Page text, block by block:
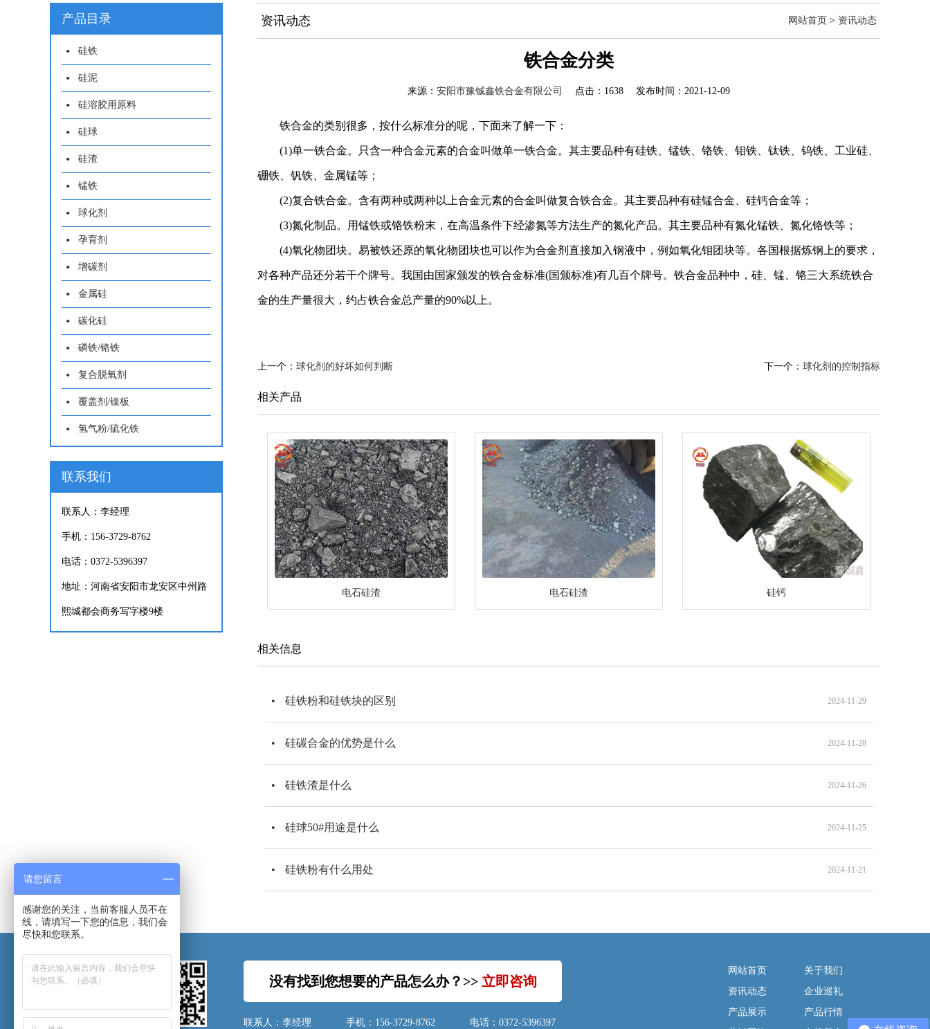
产品目录
硅铁
硅泥
硅溶胶用原料
硅球
硅渣
锰铁
球化剂
孕育剂
增碳剂
金属硅
碳化硅
磷铁/铬铁
复合脱氧剂
覆盖剂/镍板
氢气粉/硫化铁
联系我们
联系人：李经理
手机：156-3729-8762
电话：0372-5396397
地址：河南省安阳市龙安区中州路
熙城都会商务写字楼9楼
资讯动态 网站首页 > 资讯动态
铁合金分类
来源： 安阳市豫铖鑫铁合金有限公司 点击：1638 发布时间：2021-12-09
铁合金的类别很多，按什么标准分的呢，下面来了解一下：
(1)单一铁合金。只含一种合金元素的合金叫做单一铁合金。其主要品种有硅铁、锰铁、铬铁、钼铁、钛铁、钨铁、工业硅、
硼铁、钒铁、金属锰等；
(2)复合铁合金。含有两种或两种以上合金元素的合金叫做复合铁合金。其主要品种有硅锰合金、硅钙合金等；
(3)氮化制品。用锰铁或铬铁粉末，在高温条件下经渗氮等方法生产的氮化产品。其主要品种有氮化锰铁、氮化铬铁等；
(4)氧化物团块。易被铁还原的氧化物团块也可以作为合金剂直接加入钢液中，例如氧化钼团块等。各国根据炼钢上的要求，
对各种产品还分若干个牌号。我国由国家颁发的铁合金标准(国颁标准)有几百个牌号。铁合金品种中，硅、锰、铬三大系统铁合
金的生产量很大，约占铁合金总产量的90%以上。
上一个： 球化剂的好坏如何判断 下一个： 球化剂的控制指标
相关产品
电石硅渣 电石硅渣 硅钙
相关信息
硅铁粉和硅铁块的区别 2024-11-29
硅碳合金的优势是什么 2024-11-28
硅铁渣是什么 2024-11-26
硅球50#用途是什么 2024-11-25
硅铁粉有什么用处 2024-11-21
联系人：李经理 手机：156-3729-8762 电话：0372-5396397
没有找到您想要的产品怎么办？>> 立即咨询
网站首页
关于我们
资讯动态
企业巡礼
产品展示
产品行情
请您留言
感谢您的关注，当前客服人员不在
线，请填写一下您的信息，我们会
尽快和您联系。